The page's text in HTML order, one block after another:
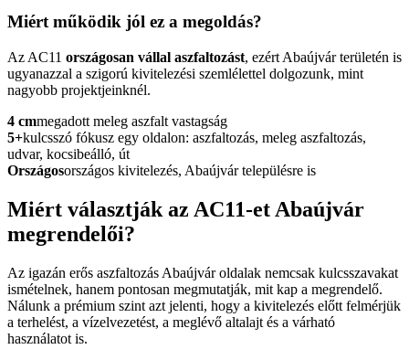
Miért működik jól ez a megoldás?
Az AC11 országosan vállal aszfaltozást, ezért Abaújvár területén is
ugyanazzal a szigorú kivitelezési szemlélettel dolgozunk, mint
nagyobb projektjeinknél.
4 cmmegadott meleg aszfalt vastagság
5+kulcsszó fókusz egy oldalon: aszfaltozás, meleg aszfaltozás,
udvar, kocsibeálló, út
Országosországos kivitelezés, Abaújvár településre is
Miért választják az AC11-et Abaújvár
megrendelői?
Az igazán erős aszfaltozás Abaújvároldalak nemcsak kulcsszavakat
ismételnek, hanem pontosan megmutatják, mit kap a megrendelő.
Nálunk a prémium szint azt jelenti, hogy a kivitelezés előtt felmérjük
a terhelést, a vízelvezetést, a meglévő altalajt és a várható
használatot is.